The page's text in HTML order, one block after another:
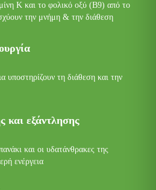
Κ και το φολικό οξύ (Β9) από το
την μνήμη & την διάθεση
υποστηρίζουν τη διάθεση και την
εξάντλησης
και οι υδατάνθρακες της
ενέργεια